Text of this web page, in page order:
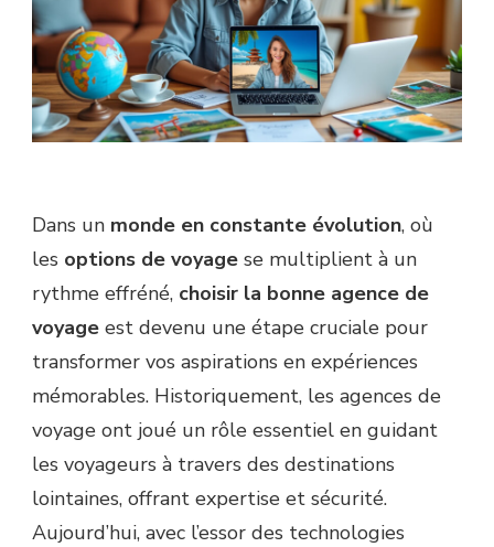
Dans un monde en constante évolution, où
les options de voyage se multiplient à un
rythme effréné, choisir la bonne agence de
voyage est devenu une étape cruciale pour
transformer vos aspirations en expériences
mémorables. Historiquement, les agences de
voyage ont joué un rôle essentiel en guidant
les voyageurs à travers des destinations
lointaines, offrant expertise et sécurité.
Aujourd’hui, avec l’essor des technologies